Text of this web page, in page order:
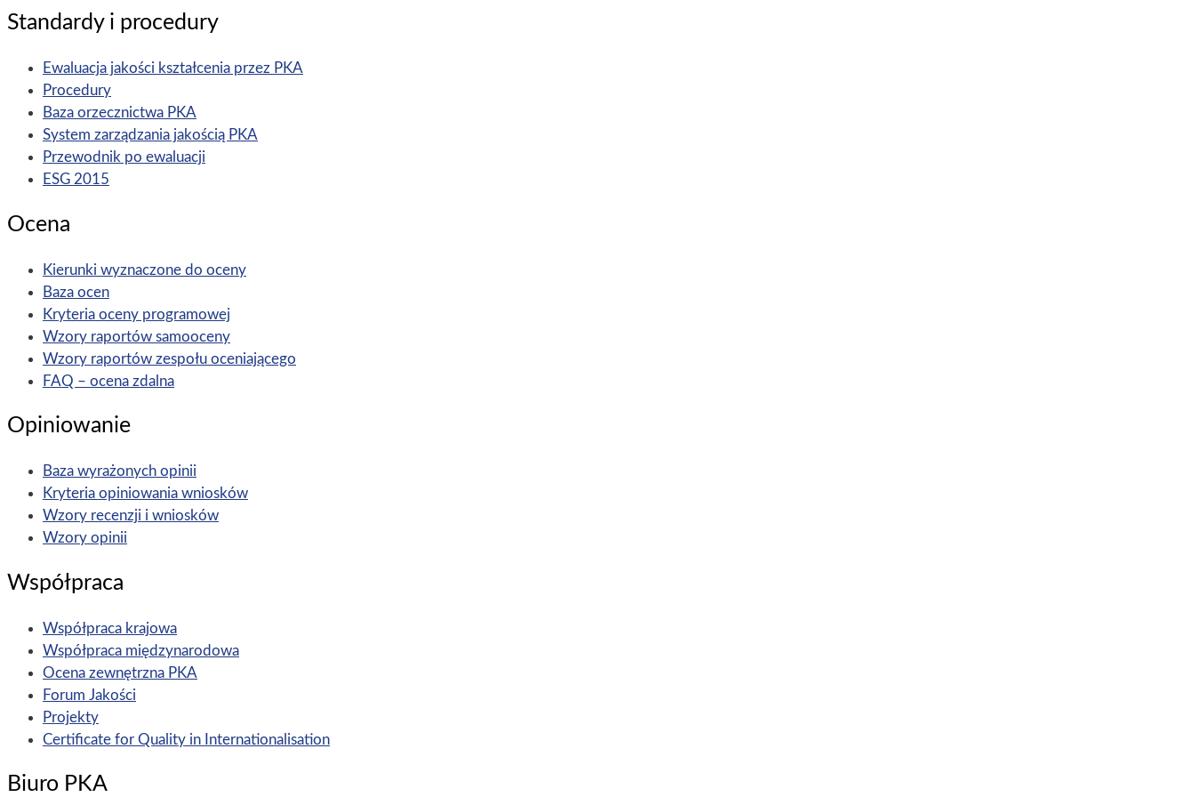
Standardy i procedury
Ewaluacja jakości kształcenia przez PKA
Procedury
Baza orzecznictwa PKA
System zarządzania jakością PKA
Przewodnik po ewaluacji
ESG 2015
Ocena
Kierunki wyznaczone do oceny
Baza ocen
Kryteria oceny programowej
Wzory raportów samooceny
Wzory raportów zespołu oceniającego
FAQ – ocena zdalna
Opiniowanie
Baza wyrażonych opinii
Kryteria opiniowania wniosków
Wzory recenzji i wniosków
Wzory opinii
Współpraca
Współpraca krajowa
Współpraca międzynarodowa
Ocena zewnętrzna PKA
Forum Jakości
Projekty
Certificate for Quality in Internationalisation
Biuro PKA